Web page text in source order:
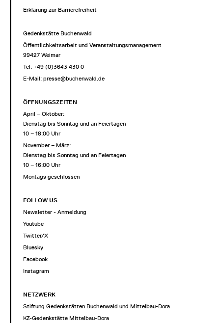
Erklärung zur Barrierefreiheit
Gedenkstätte Buchenwald
Öffentlichkeitsarbeit und Veranstaltungsmanagement
99427 Weimar
Tel: +49 (0)3643 430 0
E-Mail: presse@buchenwald.de
ÖFFNUNGSZEITEN
April – Oktober:
Dienstag bis Sonntag und an Feiertagen
10 – 18:00 Uhr
November – März:
Dienstag bis Sonntag und an Feiertagen
10 – 16:00 Uhr
Montags geschlossen
FOLLOW US
Newsletter - Anmeldung
Youtube
Twitter/X
Bluesky
Facebook
Instagram
NETZWERK
Stiftung Gedenkstätten Buchenwald und Mittelbau-Dora
KZ-Gedenkstätte Mittelbau-Dora